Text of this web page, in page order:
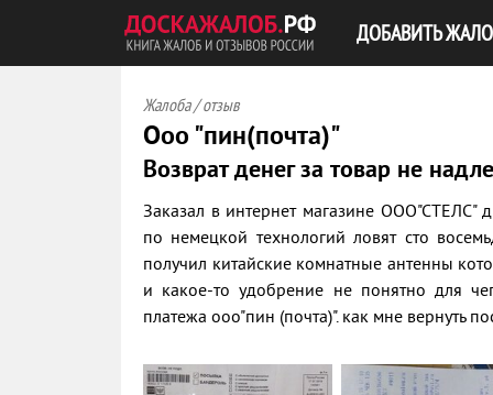
ДОБАВИТЬ
Жалоба / отзыв
Ооо "пин(почта)"
Возврат денег за товар не
Заказал в интернет магазине ООО"СТЕЛС"
по немецкой технологий ловят сто
получил китайские комнатные антенны
и какое-то удобрение не понятно для
платежа ооо"пин (почта)". как мне вернуть